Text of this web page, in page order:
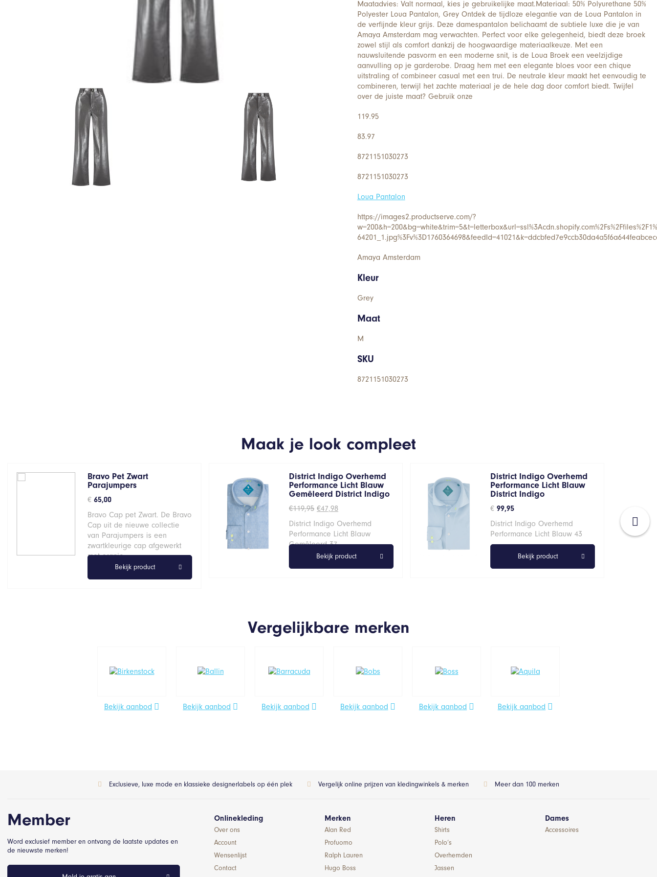
Maatadvies: Valt normaal, kies je gebruikelijke maat.Materiaal: 50% Polyurethane 50%
Polyester Loua Pantalon, Grey Ontdek de tijdloze elegantie van de Loua Pantalon in
de verfijnde kleur grijs. Deze damespantalon belichaamt de subtiele luxe die je van
Amaya Amsterdam mag verwachten. Perfect voor elke gelegenheid, biedt deze broek
zowel stijl als comfort dankzij de hoogwaardige materiaalkeuze. Met een
nauwsluitende pasvorm en een moderne snit, is de Loua Broek een veelzijdige
aanvulling op je garderobe. Draag hem met een elegante bloes voor een chique
uitstraling of combineer casual met een trui. De neutrale kleur maakt het eenvoudig te
combineren, terwijl het zachte materiaal je de hele dag door comfort biedt. Twijfel
over de juiste maat? Gebruik onze
119.95
83.97
8721151030273
8721151030273
Loua Pantalon
https://images2.productserve.com/?
Amaya Amsterdam
Kleur
Grey
Maat
M
SKU
8721151030273
Maak je look compleet
Bravo Pet Zwart
Parajumpers
€ 65,00
Bravo Cap pet Zwart. De Bravo
Cap uit de nieuwe collectie
van Parajumpers is een
zwartkleurige cap afgewerkt
met oranje…
Bekijk product
District Indigo Overhemd
Performance Licht Blauw
Gemêleerd District Indigo
€119,95 Oorspronkelijke
was:
€119,95.
€47,98Huidige
is:
€47,98.
District Indigo Overhemd
Performance Licht Blauw
Gemêleerd 37
Bekijk product
District Indigo Overhemd
Performance Licht Blauw
District Indigo
€ 99,95
District Indigo Overhemd
Performance Licht Blauw 43
Bekijk product
Vergelijkbare merken
Bekijk aanbod Bekijk aanbod Bekijk aanbod Bekijk aanbod Bekijk aanbod Bekijk aanbod
Exclusieve, luxe mode en klassieke designerlabels op één plek Vergelijk online prijzen van kledingwinkels & merken Meer dan 100 merken
Member
Word exclusief member en ontvang de laatste updates en
de nieuwste merken!
Onlinekleding
Over ons
Account
Wensenlijst
Contact
Merken
Alan Red
Profuomo
Ralph Lauren
Hugo Boss
Heren
Shirts
Polo’s
Overhemden
Jassen
Dames
Accessoires